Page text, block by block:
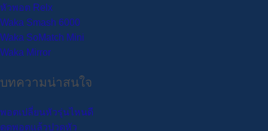
หัวพอต Relx
Waka Smash 6000
Waka SoMatch Mini
Waka Mirror
บทความน่าสนใจ
พอตเปลี่ยนหัวรุ่นไหนดี
ดูดพอตแล้วปวดหัว